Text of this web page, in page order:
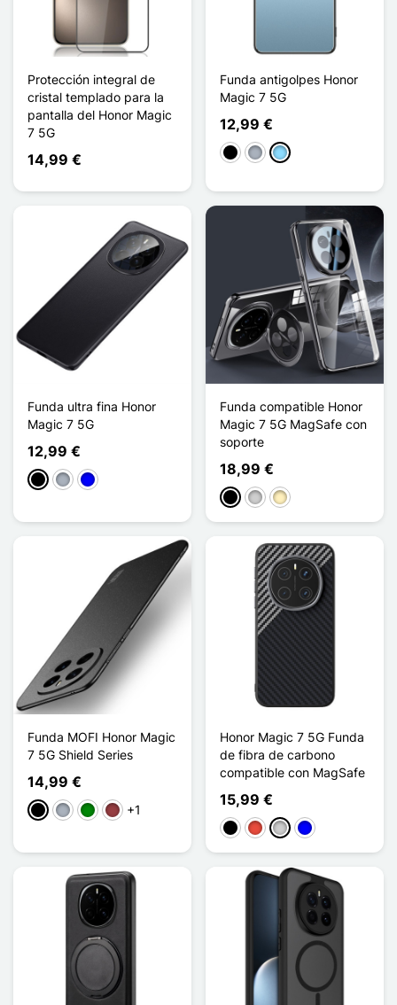
Protección integral de
cristal templado para la
pantalla del Honor Magic
7 5G
14,99 €
Funda antigolpes Honor
Magic 7 5G
12,99 €
NegroGris Azul claro
Funda ultra fina Honor
Magic 7 5G
12,99 €
NegroGris Azul
Funda compatible Honor
Magic 7 5G MagSafe con
soporte
18,99 €
NegroPlataOro
Funda MOFI Honor Magic
7 5G Shield Series
14,99 €
NegroGris VerdeRojo oscuro
+1
Honor Magic 7 5G Funda
de fibra de carbono
compatible con MagSafe
15,99 €
NegroRojoPlataAzul